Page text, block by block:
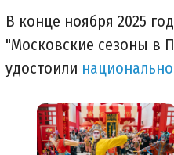
В конце ноября 2025
"Московские сезоны в
удостоили